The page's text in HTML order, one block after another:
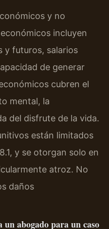
y no
incluyen
y futuros, salarios
de generar
cubren el
mental, la
del disfrute de la vida.
están limitados
y se otorgan solo en
atroz. No
daños
abogado para un caso